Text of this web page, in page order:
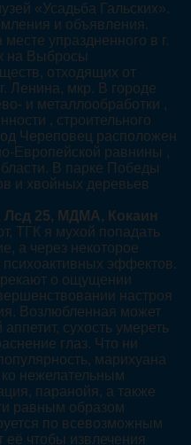
«Усадьба Гальских».
и объявления.
упраздненного в г.
на Выбросы
отходящих от
Ленина, мкр. В городе
и металлообработки ,
, строительного
Череповец расположен
Европейской равнины ,
В парке Победы
и хвойных деревьев
Лсд 25, МДМА, Кокаин
ТГК я мухой попадать
а через некоторое
эффектов.
о ощущении
настроя
Возлюбленная может
сухость умереть
глаз. Что ни
марихуана
нежелательным
паранойя, а также
равным образом
по всевозможным
её чтобы извлечения